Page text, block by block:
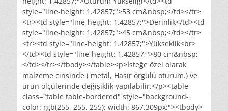
style="line-height: 1.42857;">53 cm&nbsp;</td></tr>
<tr><td style="line-height: 1.42857;">Derinlik</td><td
style="line-height: 1.42857;">45 cm&nbsp;</td></tr>
<tr><td style="line-height: 1.42857;">Yükseklik<br>
</td><td style="line-height: 1.42857;">80 cm&nbsp;
</td></tr></tbody></table><p>İsteğe özel olarak
malzeme cinsinde ( metal, Hasır örgülü oturum.) ve
ürün ölçülerinde değişiklik yapılabilir.</p><table
class="table table-bordered" style="background-
color: rgb(255, 255, 255); width: 867.309px;"><tbody>